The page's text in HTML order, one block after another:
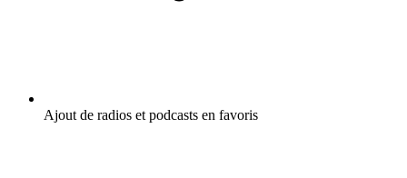
Ajout de radios et podcasts en favoris